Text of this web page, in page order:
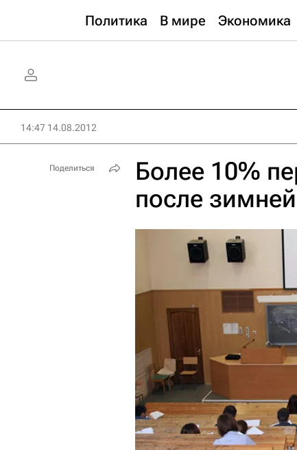
Политика В мире Экономика
14:47 14.08.2012
Более 10%
после
Поделиться